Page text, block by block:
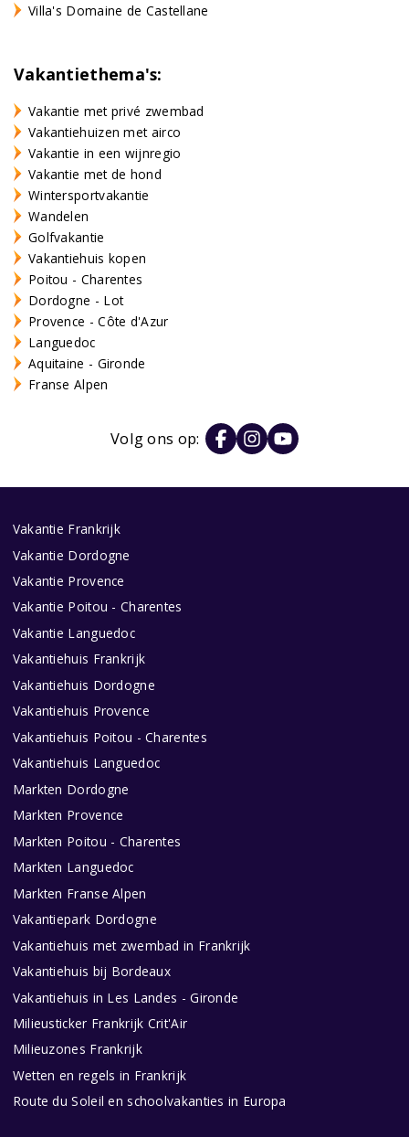
Villa's Domaine de Castellane
Vakantiethema's:
Vakantie met privé zwembad
Vakantiehuizen met airco
Vakantie in een wijnregio
Vakantie met de hond
Wintersportvakantie
Wandelen
Golfvakantie
Vakantiehuis kopen
Poitou - Charentes
Dordogne - Lot
Provence - Côte d'Azur
Languedoc
Aquitaine - Gironde
Franse Alpen
Volg ons op:
Vakantie Frankrijk
Vakantie Dordogne
Vakantie Provence
Vakantie Poitou - Charentes
Vakantie Languedoc
Vakantiehuis Frankrijk
Vakantiehuis Dordogne
Vakantiehuis Provence
Vakantiehuis Poitou - Charentes
Vakantiehuis Languedoc
Markten Dordogne
Markten Provence
Markten Poitou - Charentes
Markten Languedoc
Markten Franse Alpen
Vakantiepark Dordogne
Vakantiehuis met zwembad in Frankrijk
Vakantiehuis bij Bordeaux
Vakantiehuis in Les Landes - Gironde
Milieusticker Frankrijk Crit'Air
Milieuzones Frankrijk
Wetten en regels in Frankrijk
Route du Soleil en schoolvakanties in Europa